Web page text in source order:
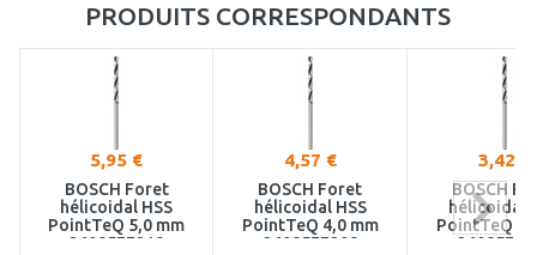
PRODUITS CORRESPONDANTS
5,95 €
BOSCH Foret
hélicoidal HSS
PointTeQ 5,0 mm
2608577218
4,57 €
BOSCH Foret
hélicoidal HSS
PointTeQ 4,0 mm
2608577208
3,42 €
BOSCH
hélicoidal
PointTeQ